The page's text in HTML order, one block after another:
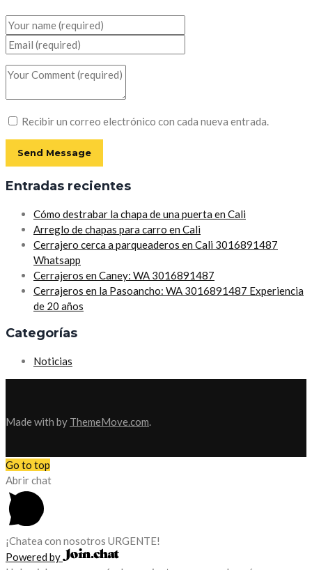
Recibir un correo electrónico con cada nueva entrada.
Entradas recientes
Cómo destrabar la chapa de una puerta en Cali
Arreglo de chapas para carro en Cali
Cerrajero cerca a parqueaderos en Cali 3016891487
Whatsapp
Cerrajeros en Caney: WA 3016891487
Cerrajeros en la Pasoancho: WA 3016891487 Experiencia
de 20 años
Categorías
Noticias
Made with by ThemeMove.com.
Go to top
Abrir chat
¡Chatea con nosotros URGENTE!
Powered by